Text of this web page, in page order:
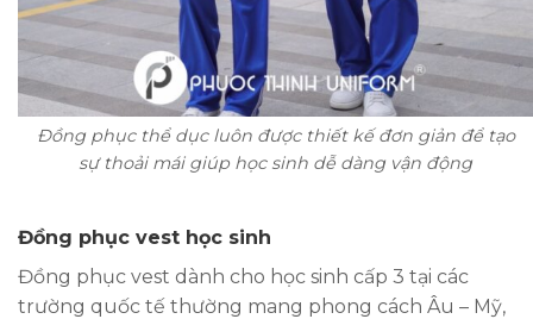
Đồng phục thể dục luôn được thiết kế đơn giản để tạo
sự thoải mái giúp học sinh dễ dàng vận động
Đồng phục vest học sinh
Đồng phục vest dành cho học sinh cấp 3 tại các
trường quốc tế thường mang phong cách Âu – Mỹ,